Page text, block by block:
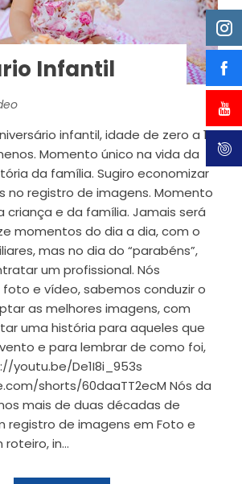
Infantil
infantil, idade de zero a 10
Momento único na vida da
da família. Sugiro economizar
no registro de imagens. Momento
criança e da família. Jamais será
momentos do dia a dia, com o
mas no dia do “parabéns”,
um profissional. Nós
e vídeo, sabemos conduzir o
as melhores imagens, com
uma história para aqueles que
e para lembrar de como foi,
youtu.be/De1I8i_953s
shorts/60daaTT2ecM Nós da
mais de duas décadas de
registro de imagens em Foto e
roteiro, in...